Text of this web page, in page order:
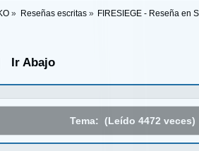
» Reseñas escritas» FIRESIEGE - Reseña en
Ir Abajo
Tema: (Leído 4472 veces)